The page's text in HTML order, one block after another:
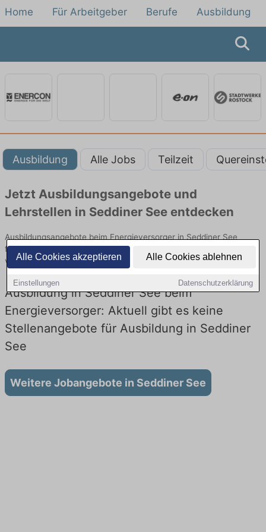
Alle Cookies akzeptieren Alle Cookies ablehnen
Einstellungen Datenschutzerklärung
Home Für Arbeitgeber Berufe Ausbildung
Ausbildung Alle Jobs Teilzeit
Jetzt Ausbildungsangebote und
Lehrstellen in Seddiner See entdecken
Ausbildungsangebote beim Energieversorger in Seddiner See
finden Sie von namhaften Firmen. Entdecken Sie freie Optionen
von Top-Arbeitgebern und bewerben Sie sich noch heute.
Ausbildung in Seddiner See beim
Energieversorger: Aktuell gibt es keine
Stellenangebote für Ausbildung in Seddiner
See
Weitere Jobangebote in Seddiner See